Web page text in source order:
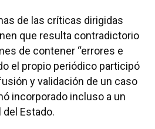
de las críticas dirigidas
que resulta contradictorio
de contener “errores e
el propio periódico participó
y validación de un caso
incorporado incluso a un
Estado.